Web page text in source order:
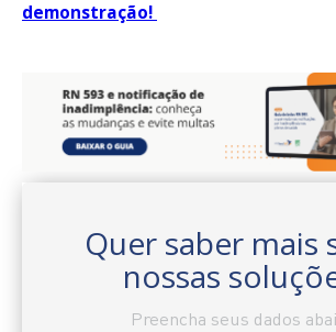
demonstração!
Quer saber mais
nossas
Preencha seus dados